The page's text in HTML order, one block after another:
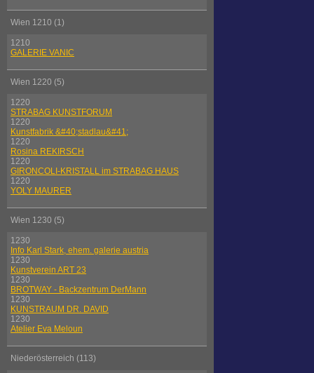
Wien 1210 (1)
1210
GALERIE VANIC
Wien 1220 (5)
1220
STRABAG KUNSTFORUM
1220
Kunstfabrik &#40;stadlau&#41;
1220
Rosina REKIRSCH
1220
GIRONCOLI-KRISTALL im STRABAG HAUS
1220
YOLY MAURER
Wien 1230 (5)
1230
Info Karl Stark, ehem. galerie austria
1230
Kunstverein ART 23
1230
BROTWAY - Backzentrum DerMann
1230
KUNSTRAUM DR. DAVID
1230
Atelier Eva Meloun
Niederösterreich (113)